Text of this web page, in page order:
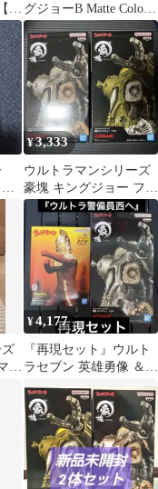
B
グジョーB Matte Color
ver. フィギュア
¥3,333
ウルトラマンシリーズ
豪塊 キングジョー フィ
ギュア 2種セット
ッ
¥4,177
『再現セット』ウルト
ラセブン 英雄勇像 ＆
豪塊 キングジョー Aセ
ット